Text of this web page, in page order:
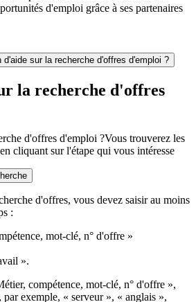
d'emploi grâce à ses partenaires
d'aide sur la recherche d'offres d'emploi ?
la recherche d'offres
d'offres d'emploi ?Vous trouverez les
cliquant sur l'étape qui vous intéresse
d'offres, vous devez saisir au moins
:
mot-clé, n° d'offre »
».
compétence, mot-clé, n° d'offre »,
par exemple, « serveur », « anglais »,